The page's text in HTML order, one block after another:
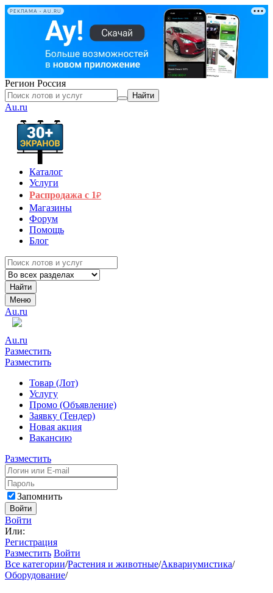
РЕКЛАМА • AU.RU
Регион Россия
Найти
Au.ru
Каталог
Услуги
Распродажа с 1₽
Магазины
Форум
Помощь
Блог
Найти
Меню
Au.ru
Au.ru
Разместить
Разместить
Товар (Лот)
Услугу
Промо (Объявление)
Заявку (Тендер)
Новая акция
Вакансию
Разместить
Запомнить
Войти
Войти
Или:
Регистрация
Разместить Войти
Все категории/Растения и животные/Аквариумистика/
Оборудование/